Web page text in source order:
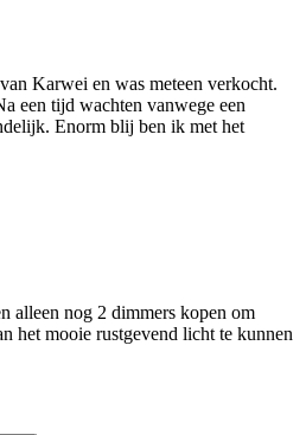
Karwei en was meteen verkocht.
een tijd wachten vanwege een
Enorm blij ben ik met het
alleen nog 2 dimmers kopen om
het mooie rustgevend licht te kunnen